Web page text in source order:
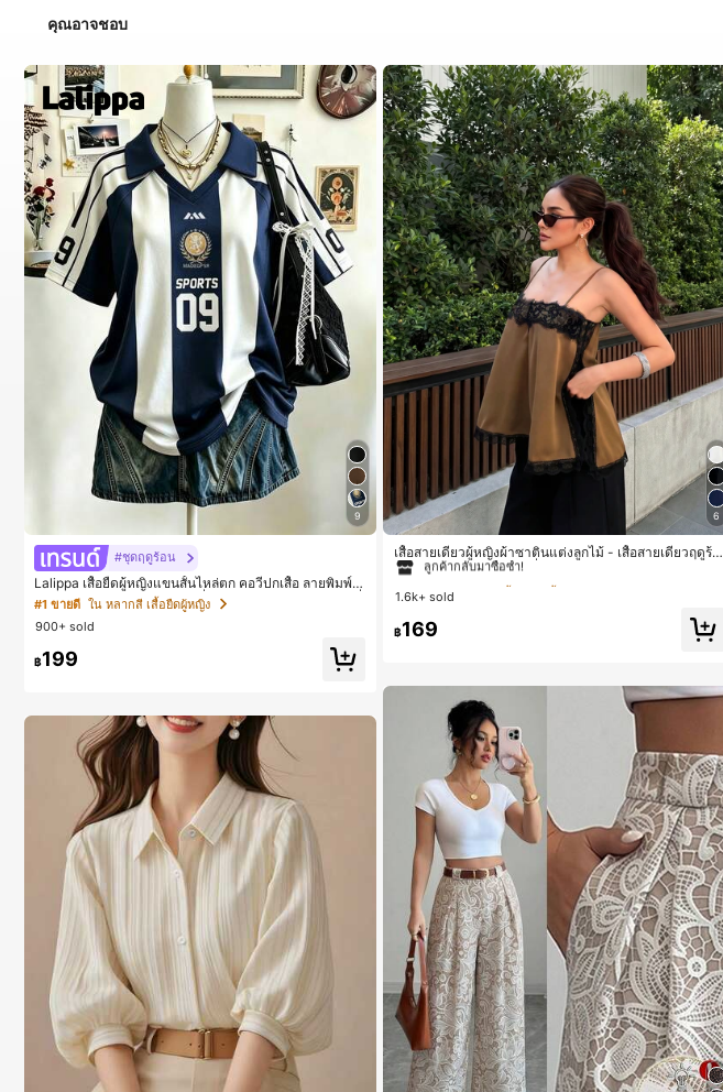
คุณอาจชอบ
9
#ชุดฤดูร้อน
Lalippa เสื้อยืดผู้หญิงแขนสั้นไหล่ตก คอวีปกเสื้อ ลายพิมพ์ดิ
จิทัลลายทาง สไตล์สปอร์ตแฟชั่นมินิมอล ของขวัญสำหรับเพื่
อน
#1 ขายดี ใน หลากสี เสื้อยืดผู้หญิง
900+ sold
฿199
6
เสื้อสายเดี่ยวผู้หญิงผ้าซาตินแต่งลูกไม้ - เสื้อสายเดี่ยวฤดูร้อ
นสีคากีมีรอยผ่าด้านข้างที่น่าดึงดูดแบบสบายๆ
#1 ขายดี
ใน สีกากี เสื้อสตรี เสื้อเบลาส์ & Tee
ลูกค้ากลับมาซื้อซ้ำ!
#1 ขายดี
ใน สีกากี เสื้อสตรี เสื้อเบลาส์ & Tee
ลูกค้ากลับมาซื้อซ้ำ!
#1 ขายดี
ใน สีกากี เสื้อสตรี เสื้อเบลาส์ & Tee
ลูกค้ากลับมาซื้อซ้ำ!
#1 ขายดี
1.6k+ sold
฿169